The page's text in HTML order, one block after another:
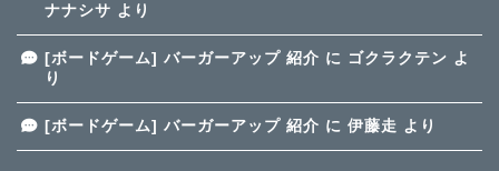
ナナシサ より
[ボードゲーム] バーガーアップ 紹介 に ゴクラクテン よ
り
[ボードゲーム] バーガーアップ 紹介 に 伊藤走 より